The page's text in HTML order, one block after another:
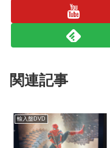
関連記事
輸入盤DVD